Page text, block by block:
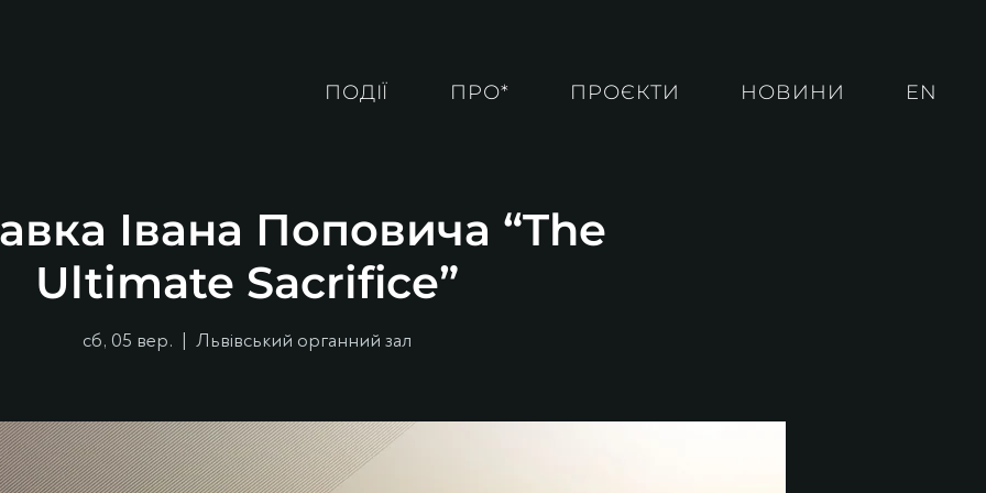
ПОДІЇ ПРО* ПРОЄКТИ НОВИНИ EN
Івана Поповича “The
Ultimate Sacrifice”
сб, 05 вер.
  |
Львівський органний зал